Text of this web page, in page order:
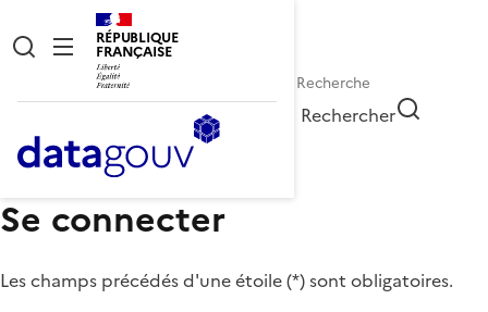
RÉPUBLIQUE
FRANÇAISE
Rechercher
Se connecter
Les champs précédés d'une étoile (*) sont obligatoires.